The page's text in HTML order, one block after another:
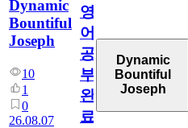
Dynamic
Bountiful
Joseph
10
1
0
26.08.07
영
어
공
부
완
료
Dynamic
Bountiful
Joseph